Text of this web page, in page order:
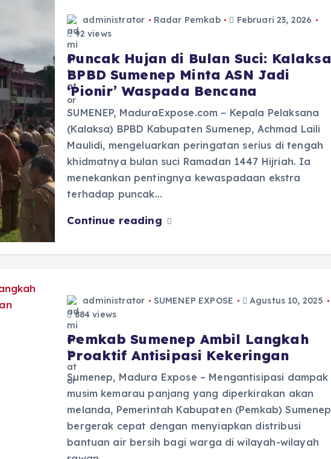
administrator Radar Pemkab
Februari 23, 2026
92 views
Puncak Hujan di Bulan Suci: Kalaksa
BPBD Sumenep Minta ASN Jadi
‘Pionir’ Waspada Bencana
SUMENEP, MaduraExpose.com – Kepala Pelaksana
(Kalaksa) BPBD Kabupaten Sumenep, Achmad Laili
Maulidi, mengeluarkan peringatan serius di tengah
khidmatnya bulan suci Ramadan 1447 Hijriah. Ia
menekankan pentingnya kewaspadaan ekstra
terhadap puncak…
Continue reading
administrator SUMENEP EXPOSE
Agustus 10, 2025
884 views
Pemkab Sumenep Ambil Langkah
Proaktif Antisipasi Kekeringan
Sumenep, Madura Expose – Mengantisipasi dampak
musim kemarau panjang yang diperkirakan akan
melanda, Pemerintah Kabupaten (Pemkab) Sumenep
bergerak cepat dengan menyiapkan distribusi
bantuan air bersih bagi warga di wilayah-wilayah